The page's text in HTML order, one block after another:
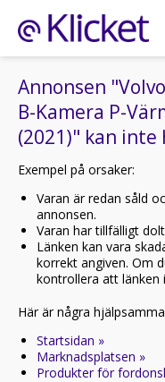
Annonsen
B-Kamera P-
(2021)" kan
Exempel på orsaker:
Varan är redan såld
annonsen.
Varan har tillfälligt
Länken kan vara
korrekt angiven. Om
kontrollera att länken
Här är några
Startsidan »
Marknadsplatsen »
Produkter för